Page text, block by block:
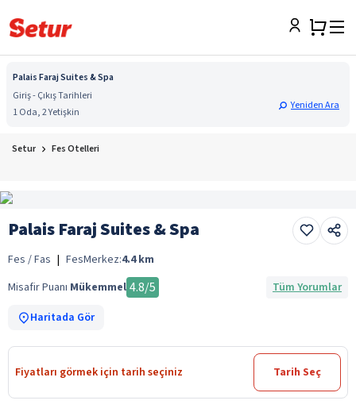
Palais Faraj Suites & Spa
Giriş - Çıkış Tarihleri
1 Oda, 2 Yetişkin
Yeniden Ara
Setur Fes Otelleri
Palais Faraj Suites & Spa
Fes / Fas | FesMerkez:4.4 km
Misafir Puanı Mükemmel 4.8/5
Tüm Yorumlar
Haritada Gör
Fiyatları görmek için tarih seçiniz Tarih Seç